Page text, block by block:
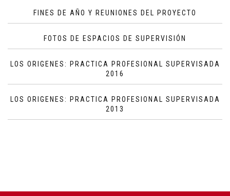
FINES DE AÑO Y REUNIONES DEL PROYECTO
FOTOS DE ESPACIOS DE SUPERVISIÓN
LOS ORIGENES: PRACTICA PROFESIONAL SUPERVISADA
2016
LOS ORIGENES: PRACTICA PROFESIONAL SUPERVISADA
2013